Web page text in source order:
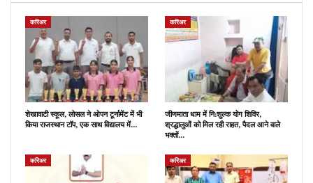
करिअर
शेखावाटी स्कूल, लोसल ने ओपन टूर्नामेंट में भी
किया राजस्थान टॉप, एक साथ विद्यालय में…
करिअर
जीणमाता धाम में नि:शुल्क योग शिविर,
श्रद्धालुओं को मिल रही राहत, पैदल आने वाले
भक्तों…
करिअर करिअर